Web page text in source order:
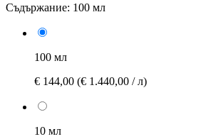
Съдържание: 100 мл
100 мл
€ 144,00 (€ 1.440,00 / л)
10 мл